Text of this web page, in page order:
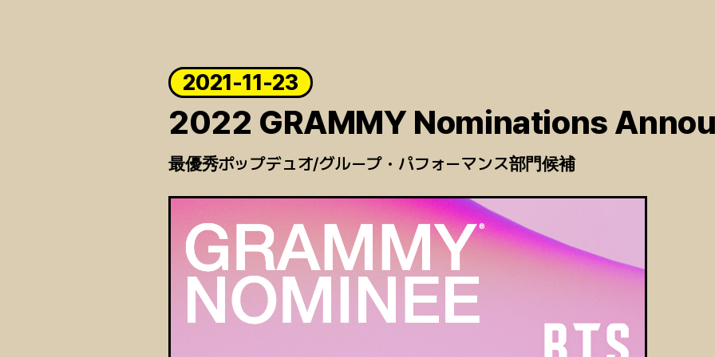
2021-11-23
2022 GRAMMY Nominations
最優秀ポップデュオ/グループ・パフォーマンス部門候補